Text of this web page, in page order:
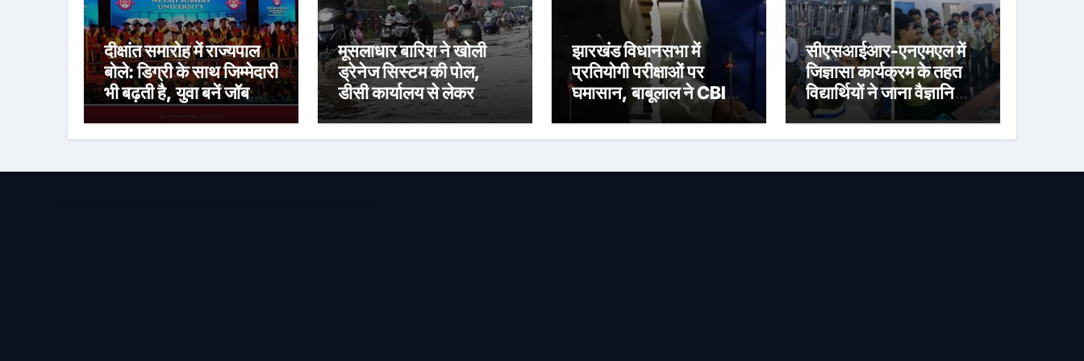
दीक्षांत समारोह में राज्यपाल
बोले: डिग्री के साथ जिम्मेदारी
भी बढ़ती है, युवा बनें जॉब
मूसलाधार बारिश ने खोली
ड्रेनेज सिस्टम की पोल,
डीसी कार्यालय से लेकर
साकची-मानगो पुल तक
जलजमाव से जनजीवन
झारखंड विधानसभा में
प्रतियोगी परीक्षाओं पर
घमासान, बाबूलाल ने CBI
जांच की मांग उठाई
सीएसआईआर-एनएमएल में
जिज्ञासा कार्यक्रम के तहत
विद्यार्थियों ने जाना वैज्ञानिक
अनुसंधान का संसार